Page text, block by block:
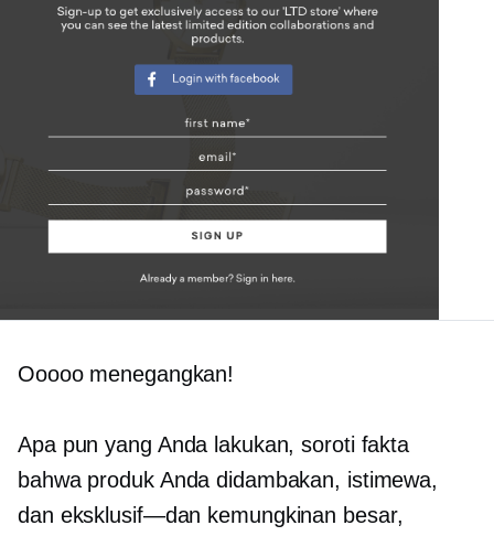
Ooooo menegangkan!
Apa pun yang Anda lakukan, soroti fakta
bahwa produk Anda didambakan, istimewa,
dan eksklusif—dan kemungkinan besar,